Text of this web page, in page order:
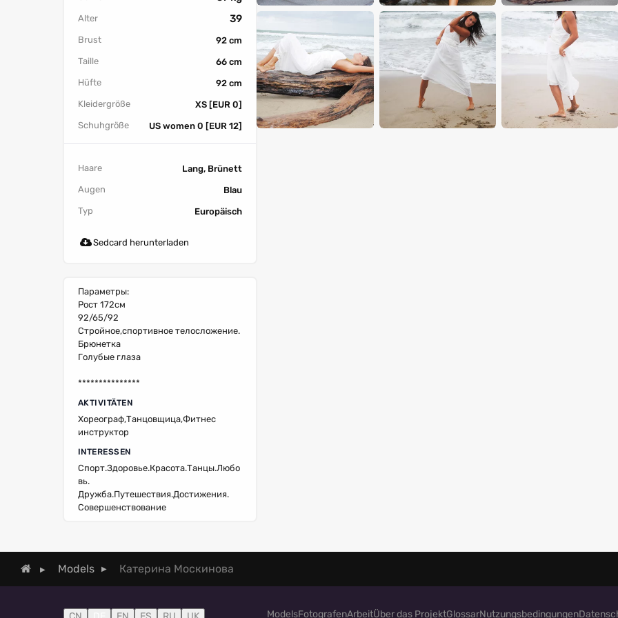
Alter 39
Brust
92 cm
Taille
66 cm
Hüfte
92 cm
Kleidergröße
XS [EUR 0]
Schuhgröße
US women 0 [EUR 12]
Haare
Lang, Brünett
Augen
Blau
Typ
Europäisch
Sedcard herunterladen
Параметры:
Рост 172см
92/65/92
Стройное,спортивное телосложение.
Брюнетка
Голубые глаза
***************
AKTIVITÄTEN
Хореограф,Танцовщица,Фитнес
инструктор
INTERESSEN
Спорт.Здоровье.Красота.Танцы.Любо
вь.
Дружба.Путешествия.Достижения.
Совершенствование
Models Катерина Москинова
ModelsFotografenArbeitÜber das ProjektGlossarNutzungsbedingungen